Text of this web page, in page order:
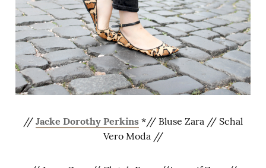
// Jacke Dorothy Perkins *// Bluse Zara // Schal
Vero Moda //